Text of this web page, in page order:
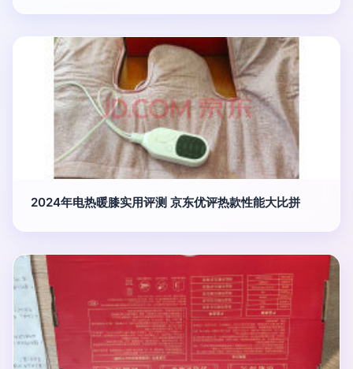
2024年电热暖膝实用评测 京东优评热款性能大比拼